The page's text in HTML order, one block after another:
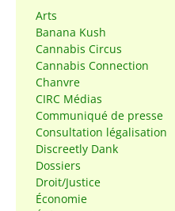
Arts
Banana Kush
Cannabis Circus
Cannabis Connection
Chanvre
CIRC Médias
Communiqué de presse
Consultation légalisation
Discreetly Dank
Dossiers
Droit/Justice
Économie